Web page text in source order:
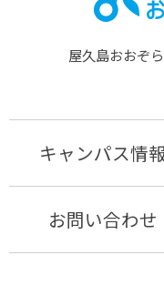
屋久島おおぞ
キャンパス情報
お問い合わせ